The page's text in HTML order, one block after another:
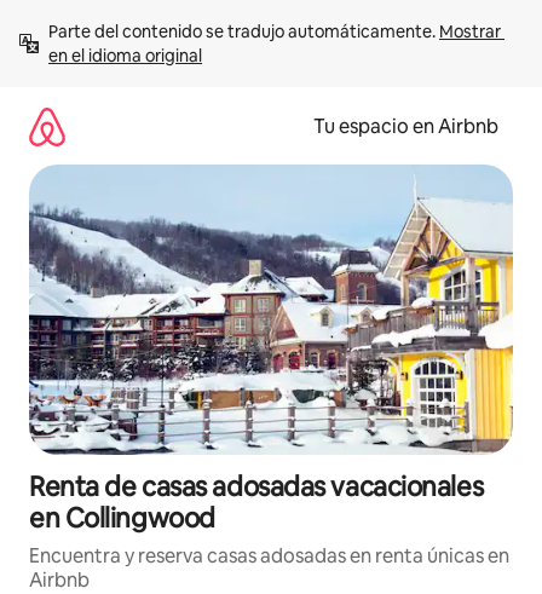
contenido
Parte del contenido se tradujo automáticamente. Mostrar
en el idioma original
Tu espacio en Airbnb
Renta de casas adosadas vacacionales
en Collingwood
Encuentra y reserva casas adosadas en renta únicas en
Airbnb